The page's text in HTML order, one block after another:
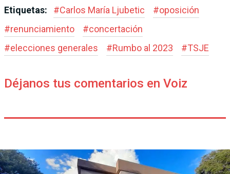
Etiquetas: #Carlos María Ljubetic #oposición
#renunciamiento #concertación
#elecciones generales #Rumbo al 2023 #TSJE
Déjanos tus comentarios en Voiz